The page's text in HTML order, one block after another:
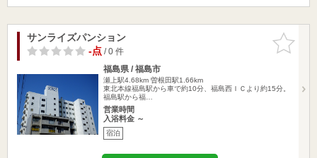
お気に入
りに追加
サンライズパンション
-点/ 0 件
福島県 / 福島市
瀬上駅4.68km 曽根田駅1.66km
東北本線福島駅から車で約10分、福島西ＩＣより約15分。
福島駅から福…
営業時間
入浴料金 ～
宿泊